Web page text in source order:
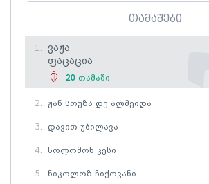
თამაშები
1.
Ვაჟა
Ფაცაცია
20 თამაში
2. Ჟან Სოუზა Დე Ალმეიდა
3. Დავით Უბილავა
4. Სოლომონ Კესი
5. Ნიკოლოზ Ჩიქოვანი